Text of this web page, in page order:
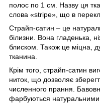
полос по 1 см. Назву ця
слова «stripe», що в
Страйп-сатин – це
білизни. Вона гладенька,
блиском. Також це міцна,
тканина.
Крім того, страйп-сатин
ниток, що дозволяє
численного прання.
фарбуються